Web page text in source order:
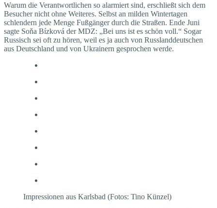
Warum die Verantwortlichen so alarmiert sind, erschließt sich dem
Besucher nicht ohne Weiteres. Selbst an milden Wintertagen
schlendern jede Menge Fußgänger durch die Straßen. Ende Juni
sagte Soňa Bízková der MDZ: „Bei uns ist es schön voll.“ Sogar
Russisch sei oft zu hören, weil es ja auch von Russlanddeutschen
aus Deutschland und von Ukrainern gesprochen werde.
Impressionen aus Karlsbad (Fotos: Tino Künzel)